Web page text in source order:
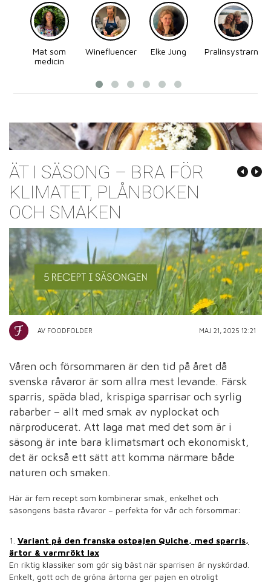
Mat som
medicin
Winefluencer Elke Jung
Pralinsystrarna
ÄT I SÄSONG – BRA FÖR
KLIMATET, PLÅNBOKEN
OCH SMAKEN
AV FOODFOLDER MAJ 21, 2025 12:21
Våren och försommaren är den tid på året då
svenska råvaror är som allra mest levande. Färsk
sparris, späda blad, krispiga sparrisar och syrlig
rabarber – allt med smak av nyplockat och
närproducerat. Att laga mat med det som är i
säsong är inte bara klimatsmart och ekonomiskt,
det är också ett sätt att komma närmare både
naturen och smaken.
Här är fem recept som kombinerar smak, enkelhet och
säsongens bästa råvaror – perfekta för vår och försommar:
1. Variant på den franska ostpajen Quiche, med sparris,
ärtor & varmrökt lax
En riktig klassiker som gör sig bäst när sparrisen är nyskördad.
Enkelt, gott och de gröna ärtorna ger pajen en otroligt